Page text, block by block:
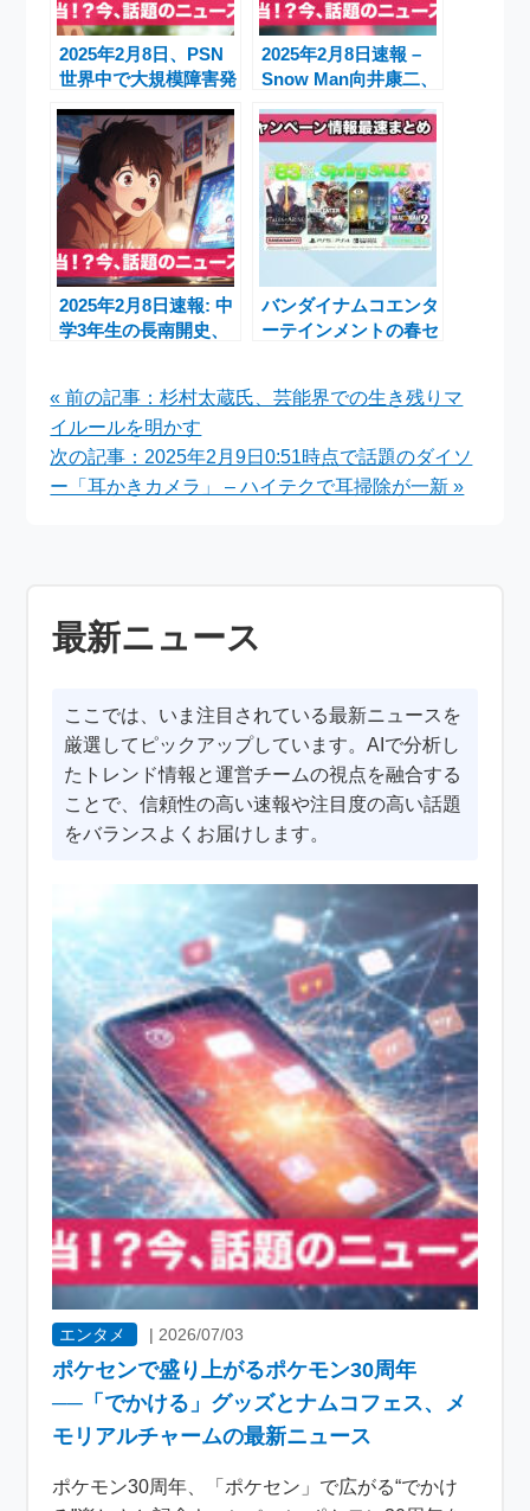
2025年2月8日、PSN
世界中で大規模障害発
だ
2025年2月8日速報 –
Snow Man向井康二、
編タイ語に挑戦
2025年2月8日速報: 中
学3年生の長南開史、
バンダイナムコエンタ
ーテインメントの春セ
チャンス
« 前の記事：杉村太蔵氏、芸能界での生き残りマ
イルールを明かす
次の記事：2025年2月9日0:51時点で話題のダイソ
ー「耳かきカメラ」 – ハイテクで耳掃除が一新 »
最新ニュース
ここでは、いま注目されている最新ニュースを
厳選してピックアップしています。AIで分析し
たトレンド情報と運営チームの視点を融合する
ことで、信頼性の高い速報や注目度の高い話題
をバランスよくお届けします。
エンタメ |2026/07/03
ポケセンで盛り上がるポケモン30周年
──「でかける」グッズとナムコフェス、メ
モリアルチャームの最新ニュース
ポケモン30周年、「ポケセン」で広がる“でかけ